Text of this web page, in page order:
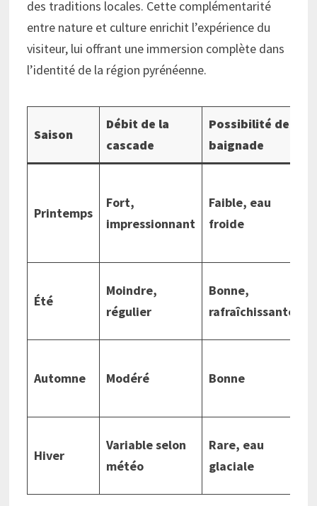
des traditions locales. Cette complémentarité
entre nature et culture enrichit l’expérience du
visiteur, lui offrant une immersion complète dans
l’identité de la région pyrénéenne.
Saison
Débit de la
cascade
Possibilité de
baignade
Printemps
Fort,
impressionnant
Faible, eau
froide
Été
Moindre,
régulier
Bonne,
rafraîchissante
Automne Modéré Bonne
Hiver
Variable selon
météo
Rare, eau
glaciale